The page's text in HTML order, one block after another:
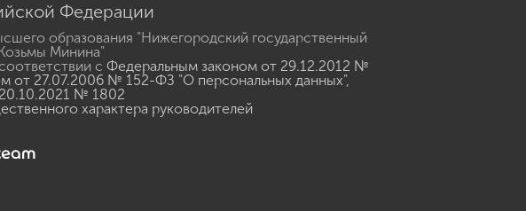
Федерации
образования "Нижегородский государственный
Минина"
с Федеральным законом от 29.12.2012 №
от 27.07.2006 № 152-ФЗ "О персональных данных",
№ 1802
характера руководителей